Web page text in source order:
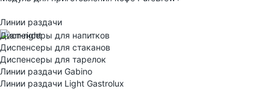
Линии раздачи
Диспенсеры для напитков
Диспенсеры для стаканов
Диспенсеры для тарелок
Линии раздачи Gabino
Линии раздачи Light Gastrolux